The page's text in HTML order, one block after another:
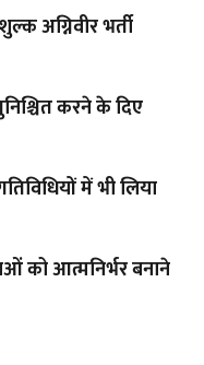
अग्निवीर भर्ती
करने के दिए
में भी लिया
को आत्मनिर्भर बनाने